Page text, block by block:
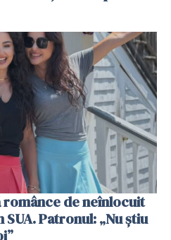
românce de neînlocuit
Patronul: „Nu știu